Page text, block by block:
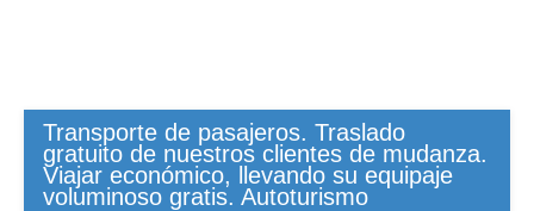
Transporte de pasajeros. Traslado
gratuito de nuestros clientes de mudanza.
Viajar económico, llevando su equipaje
voluminoso gratis. Autoturismo